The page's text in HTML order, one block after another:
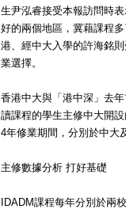
生尹泓睿接受本報訪問時
好的兩個地區，冀藉課程
港、經中大入學的許海銘
業選擇。
香港中大與「港中深」去
讀課程的學生主修中大開
4年修業期間，分別於中大
主修數據分析 打好基礎
IDADM課程每年分別於兩